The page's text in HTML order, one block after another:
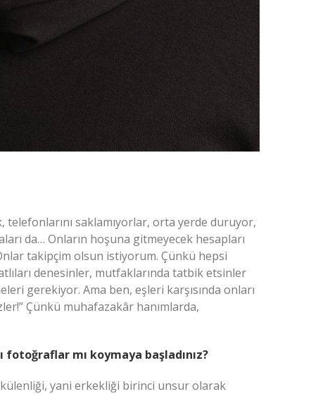
telefonlarını saklamıyorlar, orta yerde duruyor,
da… Onların hoşuna gitmeyecek hesapları
takipçim olsun istiyorum. Çünkü hepsi
denesinler, mutfaklarında tatbik etsinler
gerekiyor. Ama ben, eşleri karşısında onları
Çünkü muhafazakâr hanımlarda,
mı koymaya başladınız?
yani erkekliği birinci unsur olarak